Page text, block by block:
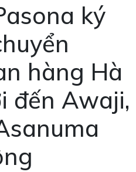
ký
hàng Hà
đến Awaji,